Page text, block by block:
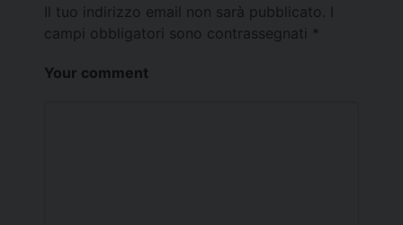
Il tuo indirizzo email non sarà pubblicato.
campi obbligatori sono contrassegnati *
Your comment